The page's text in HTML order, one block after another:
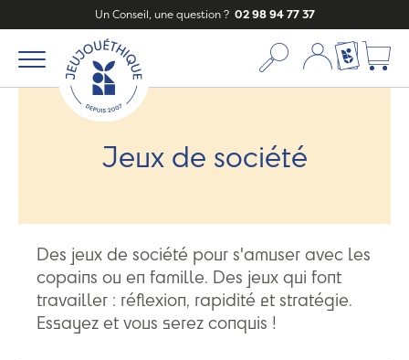
Un Conseil, une question ? 02 98 94 77 37
Mon compte
Ma liste
Jeux de société
Des jeux de société pour s'amuser avec les
copains ou en famille. Des jeux qui font
travailler : réflexion, rapidité et stratégie.
Essayez et vous serez conquis !